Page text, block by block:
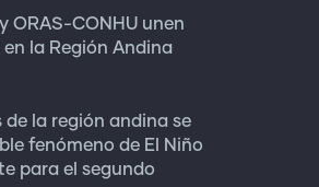
ORAS-CONHU unen
la Región Andina
de la región andina se
fenómeno de El Niño
para el segundo